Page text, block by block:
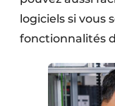
logiciels si vous
fonctionnalités